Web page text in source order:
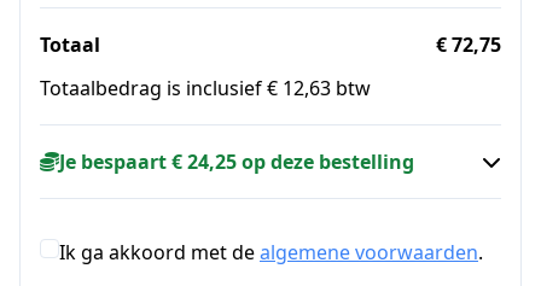
Totaal
€ 72,75
Totaalbedrag is inclusief € 12,63 btw
Je bespaart € 24,25 op deze bestelling
Ik ga akkoord met dealgemene voorwaarden.